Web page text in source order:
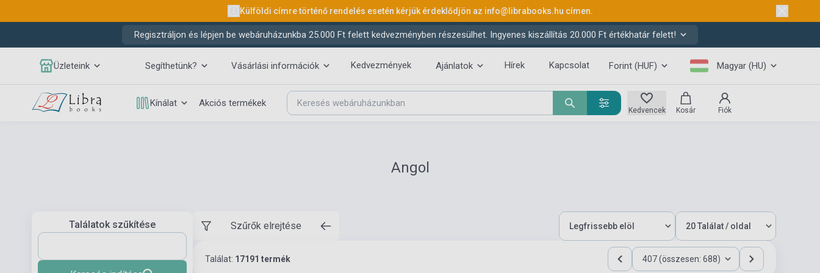
Külföldi címre történő rendelés esetén kérjük érdeklődjön az info@librabooks.hu címen.
Regisztráljon és lépjen be webáruházunkba 25.000 Ft felett kedvezményben részesülhet. Ingyenes kiszállítás 20.000 Ft értékhatár felett!
Üzleteink Segíthetünk? Vásárlási információk Kedvezmények Ajánlatok Hírek Kapcsolat Forint (HUF) Magyar (HU)
Kínálat Akciós termékek
Kedvencek Kosár Fiók
Angol
Találatok szűkítése Szűrők elrejtése
Találat: 17191 termék 407 (összesen: 688)